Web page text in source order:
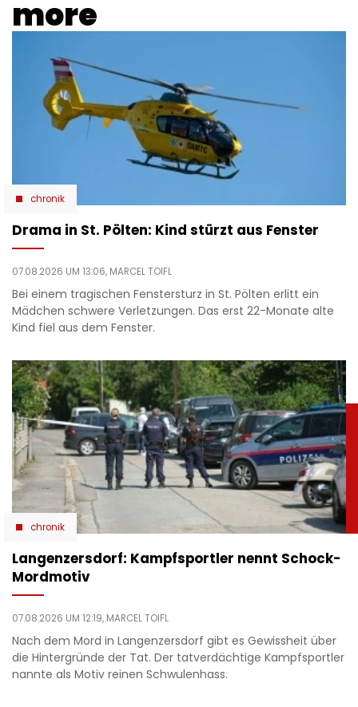
more
chronik
Drama in St. Pölten: Kind stürzt aus Fenster
07.08.2026 UM 13:06, MARCEL TOIFL
Bei einem tragischen Fenstersturz in St. Pölten erlitt ein
Mädchen schwere Verletzungen. Das erst 22-Monate alte
Kind fiel aus dem Fenster.
chronik
Langenzersdorf: Kampfsportler nennt Schock-
Mordmotiv
07.08.2026 UM 12:19, MARCEL TOIFL
Nach dem Mord in Langenzersdorf gibt es Gewissheit über
die Hintergründe der Tat. Der tatverdächtige Kampfsportler
nannte als Motiv reinen Schwulenhass.